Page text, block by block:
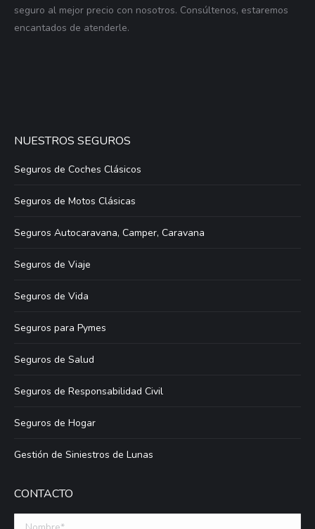
seguro al mejor precio con nosotros. Consúltenos, estaremos
encantados de atenderle.
NUESTROS SEGUROS
Seguros de Coches Clásicos
Seguros de Motos Clásicas
Seguros Autocaravana, Camper, Caravana
Seguros de Viaje
Seguros de Vida
Seguros para Pymes
Seguros de Salud
Seguros de Responsabilidad Civil
Seguros de Hogar
Gestión de Siniestros de Lunas
CONTACTO
Nombre *